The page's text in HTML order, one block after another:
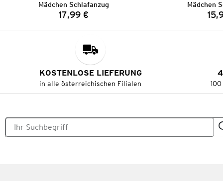
Mädchen Schlafanzug
Preis:
17,99 €
Mädchen
KOSTENLOSE LIEFERUNG
in alle österreichischen Filialen